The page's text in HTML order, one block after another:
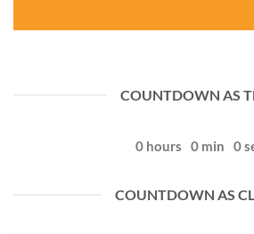
COUNTDOWN AS
0 hours 0 min 0
COUNTDOWN AS